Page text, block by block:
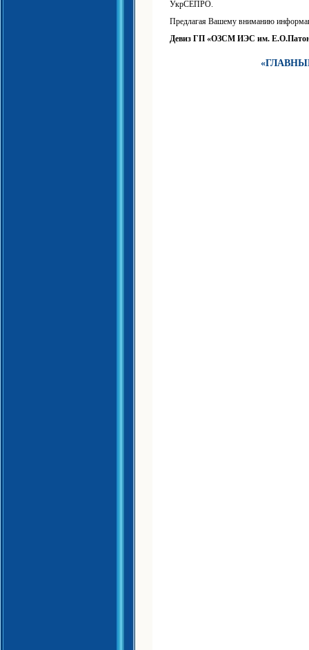
УкрСЕПРО.
Предлагая Вашему вниманию
Девиз ГП «ОЗСМ ИЭС им.